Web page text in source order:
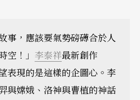
事，應該要氣勢磅礡合於人
！」 李泰祥最新創作
表現的是這樣的企圖心。李
與嫦娥、洛神與曹植的神話